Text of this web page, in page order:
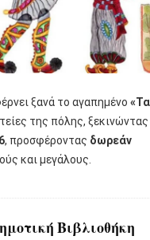
ξανά το αγαπημένο
της πόλης,
, προσφέροντας δωρεάν
και μεγάλους.
Βιβλιοθήκη